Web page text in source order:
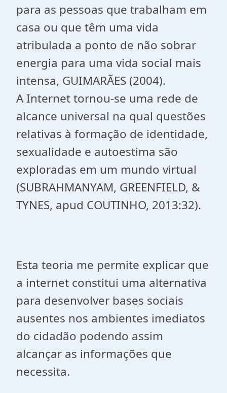
para as pessoas que trabalham em
casa ou que têm uma vida
atribulada a ponto de não sobrar
energia para uma vida social mais
intensa, GUIMARÃES (2004).
A Internettornou-se uma rede de
alcance universal na qual questões
relativas à formação de identidade,
sexualidade e autoestima são
exploradas em um mundo virtual
(SUBRAHMANYAM, GREENFIELD, &
TYNES, apud COUTINHO, 2013:32).
Esta teoria me permite explicar que
a internet constitui uma alternativa
para desenvolver bases sociais
ausentes nos ambientes imediatos
do cidadão podendo assim
alcançar as informações que
necessita.